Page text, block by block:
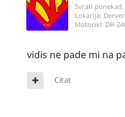
Svrati
Lokacija:
Motocikl: DR-
vidis ne pade mi na
Citat